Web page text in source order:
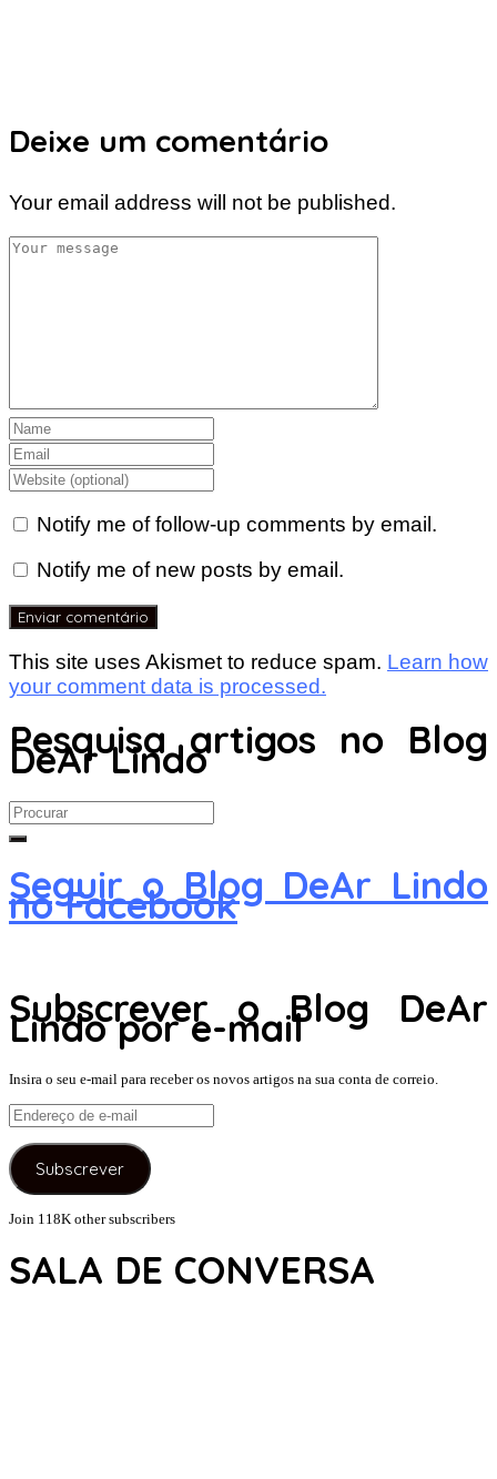
Deixe um comentário
Your email address will not be published.
Notify me of follow-up comments by email.
Notify me of new posts by email.
This site uses Akismet to reduce spam. Learn how
your comment data is processed.
Pesquisa artigos no Blog
DeAr Lindo
Search
for:
Seguir o Blog DeAr Lindo
no Facebook
Subscrever o Blog DeAr
Lindo por e-mail
Insira o seu e-mail para receber os novos artigos na sua conta de correio.
Endereço
de
e-
mail
Subscrever
Join 118K other subscribers
SALA DE CONVERSA